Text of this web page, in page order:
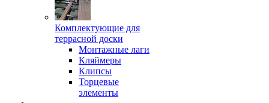
Комплектующие для
террасной доски
Монтажные лаги
Кляймеры
Клипсы
Торцевые
элементы